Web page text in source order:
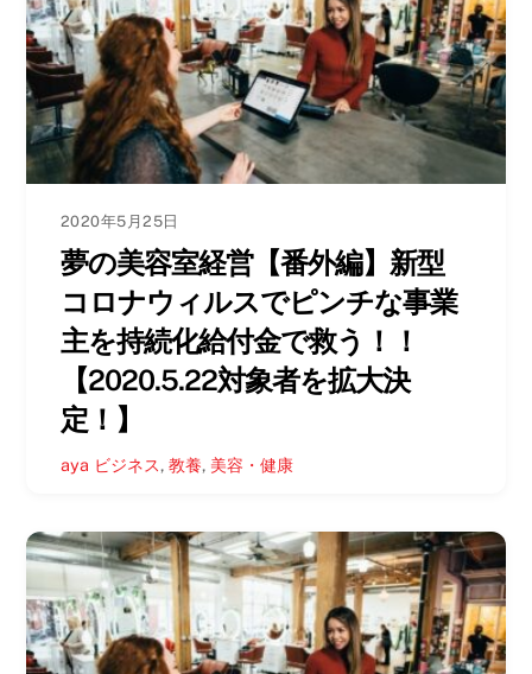
2020年5月25日
夢の美容室経営【番外編】新型
コロナウィルスでピンチな事業
主を持続化給付金で救う！！
【2020.5.22対象者を拡大決
定！】
aya ビジネス, 教養, 美容・健康